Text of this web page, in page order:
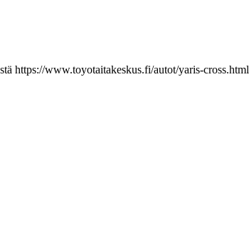
https://www.toyotaitakeskus.fi/autot/yaris-cross.html